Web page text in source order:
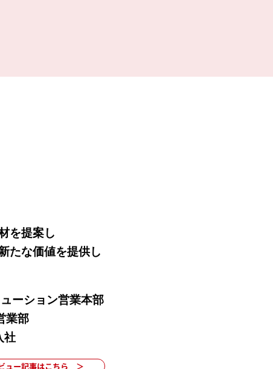
を提案し
たな価値を提供し
ーション営業本部
業部
社
ュー記事はこちら ＞